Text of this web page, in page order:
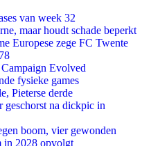
van week 32
maar houdt schade beperkt
Europese zege FC Twente
Evolved
fysieke games
Pieterse derde
geschorst na dickpic in
boom, vier gewonden
in 2028 opvolgt